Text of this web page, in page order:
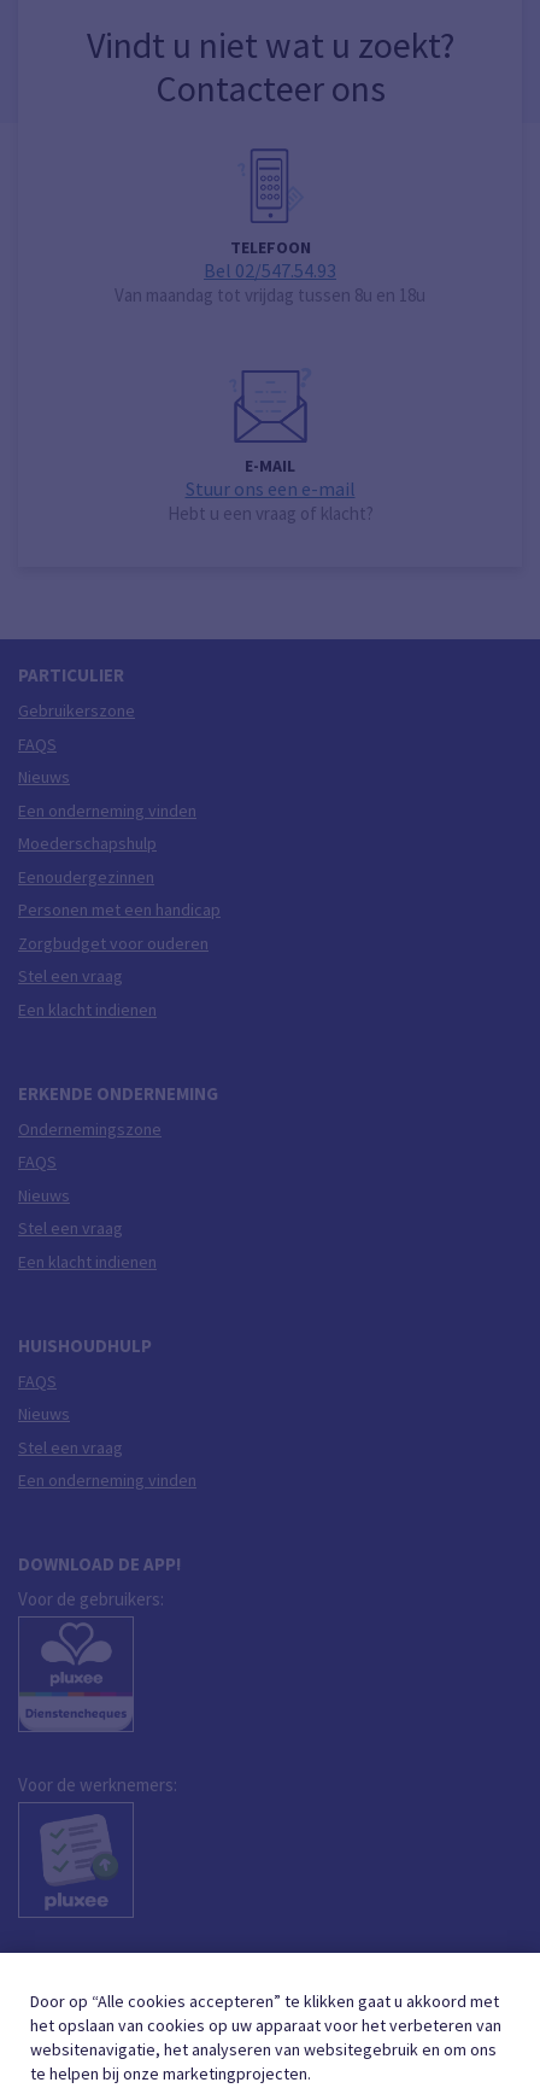
Vindt u niet wat u zoekt?
Contacteer ons
TELEFOON
Bel 02/547.54.93
Van maandag tot vrijdag tussen 8u en 18u
E-MAIL
Stuur ons een e-mail
Hebt u een vraag of klacht?
PARTICULIER
Gebruikerszone
FAQS
Nieuws
Een onderneming vinden
Moederschapshulp
Eenoudergezinnen
Personen met een handicap
Zorgbudget voor ouderen
Stel een vraag
Een klacht indienen
ERKENDE ONDERNEMING
Ondernemingszone
FAQS
Nieuws
Stel een vraag
Een klacht indienen
HUISHOUDHULP
FAQS
Nieuws
Stel een vraag
Een onderneming vinden
DOWNLOAD DE APP!
Voor de gebruikers:
Voor de werknemers:
Door op “Alle cookies accepteren” te klikken gaat u akkoord met
het opslaan van cookies op uw apparaat voor het verbeteren van
websitenavigatie, het analyseren van websitegebruik en om ons
te helpen bij onze marketingprojecten.